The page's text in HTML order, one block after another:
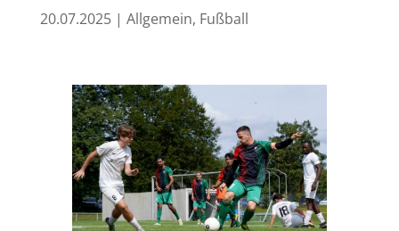
20.07.2025| Allgemein, Fußball